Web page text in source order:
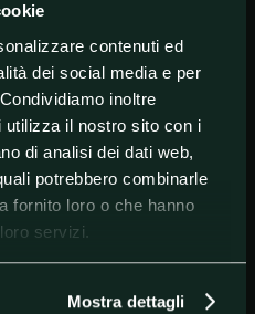
contenuti ed
dei social media e per
inoltre
utilizza il nostro sito con i
di analisi dei dati web,
potrebbero combinarle
fornito loro o che hanno
servizi.
Mostra dettagli
interista non sono
nel campionato
infatti lo Shenzhen, in
Sipg c'è Arnautovic,
dello Shandong
a girone unico,
da otto squadre:
Dunque altre
e playout, per decidere